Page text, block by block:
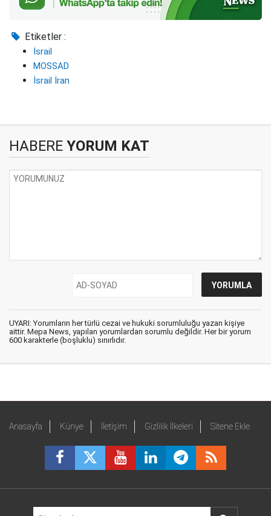
Etiketler :
İsrail
MOSSAD
İsrail İran
HABERE YORUM KAT
UYARI: Yorumların her türlü cezai ve hukuki sorumluluğu yazan kişiye
aittir. Mepa News, yapılan yorumlardan sorumlu değildir. Her bir yorum
600 karakterle (boşluklu) sınırlıdır.
Anasayfa Künye İletişim Gizlilik İlkeleri Sitene Ekle